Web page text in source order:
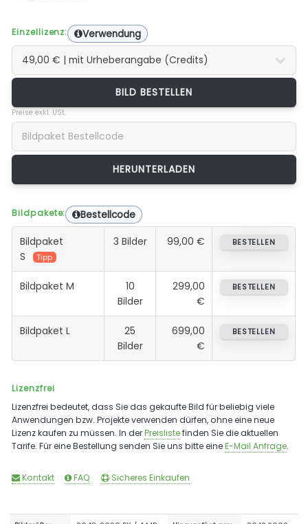
Einzellizenz: Verwendung
BILD BESTELLEN
Preise exkl. USt.
Bildpakete: Bestellcode
Bildpaket
S
Tipp
3 Bilder 99,00 € BESTELLEN
Bildpaket M
10
Bilder
299,00
€
BESTELLEN
Bildpaket L
25
Bilder
699,00
€
BESTELLEN
Lizenzfrei
Lizenzfrei bedeutet, dass Sie das gekaufte Bild für beliebig viele
Anwendungen bzw. Projekte verwenden dürfen, ohne eine neue
Lizenz kaufen zu müssen. In derPreislistefinden Sie die aktuellen
Tarife. Für eine Bestellung senden Sie uns bitte eineE-Mail Anfrage.
Kontakt FAQ Sicheres Einkaufen